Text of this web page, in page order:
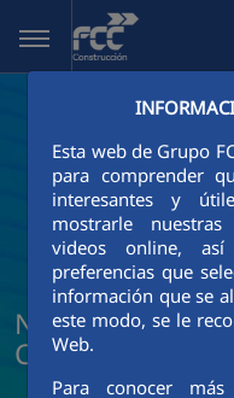
Saltar al contenido
Esta web de Grupo
para comprender
interesantes y
mostrarle
videos online,
preferencias que
información que se
este modo, se le
Web.
Para conocer
Noticias y
Construcción